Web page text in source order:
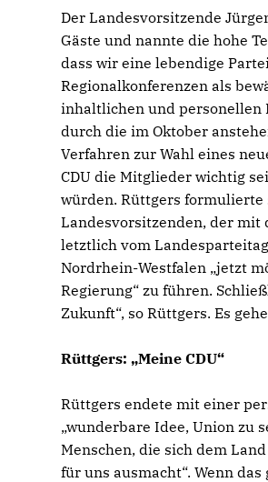
Der Landesvorsitzende
Gäste und nannte die hohe
dass wir eine lebendige
Regionalkonferenzen als
inhaltlichen und personellen
durch die im Oktober
Verfahren zur Wahl eines
CDU die Mitglieder wichtig
würden. Rüttgers formulierte
Landesvorsitzenden, der mit
letztlich vom
Nordrhein-Westfalen „jetzt
Regierung“ zu führen.
Zukunft“, so Rüttgers. Es
Rüttgers: „Meine CDU“
Rüttgers endete mit einer
wunderbare Idee, Union zu
Menschen, die sich dem
für uns ausmacht“. Wenn